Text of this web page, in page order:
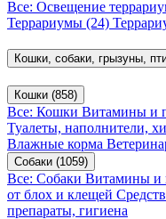
Все: Освещение
Террариумы (24)
Кошки, собаки, грызуны,
Кошки (858)
Все: Кошки Витамины и
Туалеты, наполнители,
Влажные корма
Собаки (1059)
Все: Собаки Витамины и
от блох и клещей
препараты, гигиена